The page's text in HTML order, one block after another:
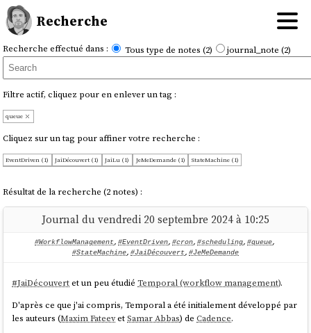
Recherche
Recherche effectué dans : Tous type de notes (2) journal_note (2)
Filtre actif, cliquez pour en enlever un tag :
queue
Cliquez sur un tag pour affiner votre recherche :
EventDriven (1) JaiDécouvert (1) JaiLu (1) JeMeDemande (1)
StateMachine (1)
Résultat de la recherche (2 notes) :
Journal du vendredi 20 septembre 2024 à 10:25
#WorkflowManagement, #EventDriven, #cron, #scheduling, #queue,
#StateMachine, #JaiDécouvert, #JeMeDemande
#JaiDécouvertet un peu étudiéTemporal (workflow management).
D'après ce que j'ai compris, Temporal a été initialement développé par
les auteurs (Maxim FateevetSamar Abbas) deCadence.